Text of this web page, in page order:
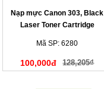
Nạp mực Canon 303, Black
Laser Toner Cartridge
Mã SP: 6280
100,000đ 128,205₫